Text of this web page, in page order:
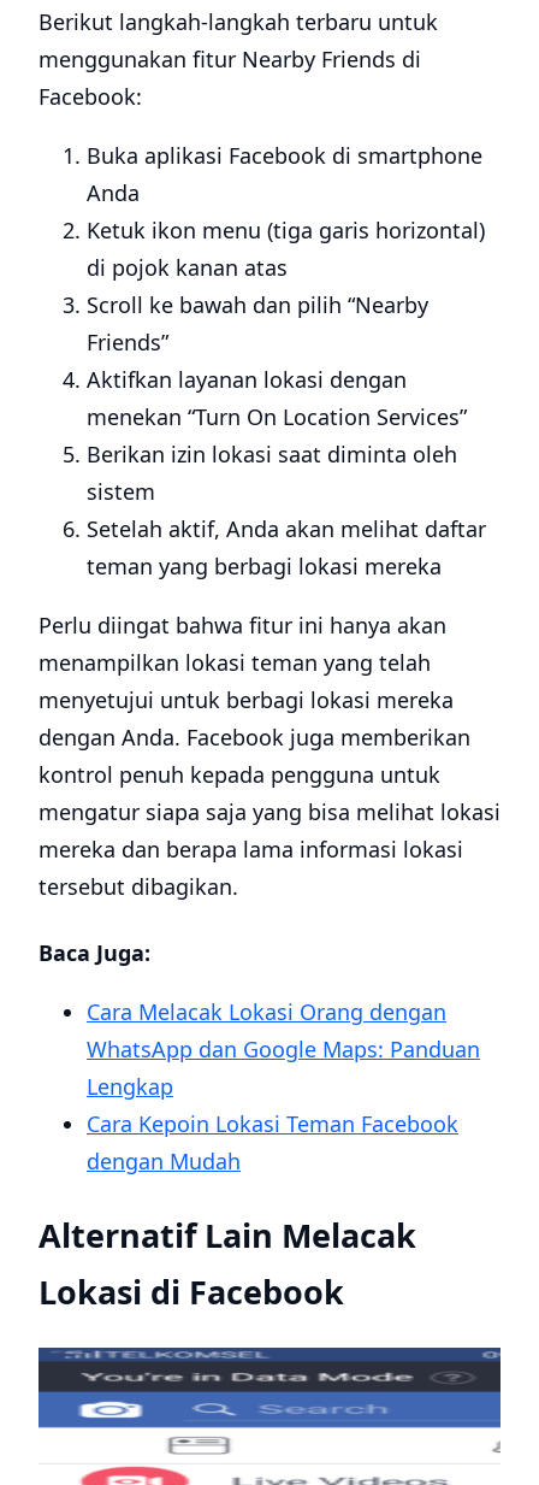
Berikut langkah-langkah terbaru untuk
menggunakan fitur Nearby Friends di
Facebook:
Buka aplikasi Facebook di smartphone
Anda
Ketuk ikon menu (tiga garis horizontal)
di pojok kanan atas
Scroll ke bawah dan pilih “Nearby
Friends”
Aktifkan layanan lokasi dengan
menekan “Turn On Location Services”
Berikan izin lokasi saat diminta oleh
sistem
Setelah aktif, Anda akan melihat daftar
teman yang berbagi lokasi mereka
Perlu diingat bahwa fitur ini hanya akan
menampilkan lokasi teman yang telah
menyetujui untuk berbagi lokasi mereka
dengan Anda. Facebook juga memberikan
kontrol penuh kepada pengguna untuk
mengatur siapa saja yang bisa melihat lokasi
mereka dan berapa lama informasi lokasi
tersebut dibagikan.
Baca Juga:
Cara Melacak Lokasi Orang dengan
WhatsApp dan Google Maps: Panduan
Lengkap
Cara Kepoin Lokasi Teman Facebook
dengan Mudah
Alternatif Lain Melacak
Lokasi di Facebook